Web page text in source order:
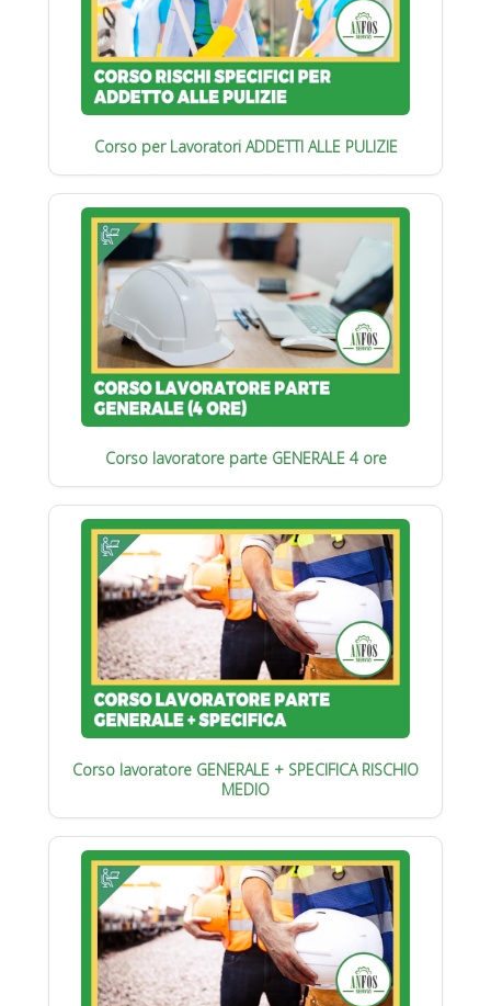
Corso per Lavoratori ADDETTI ALLE PULIZIE
Corso lavoratore parte GENERALE 4 ore
Corso lavoratore GENERALE + SPECIFICA RISCHIO
MEDIO